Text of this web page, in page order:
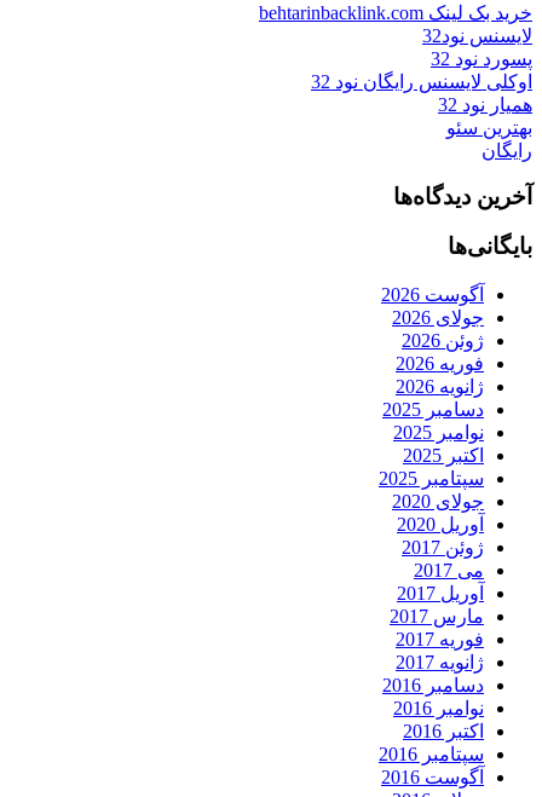
خرید بک لینک behtarinbacklink.com
لایسنس نود32
پسورد نود 32
اوکلی لایسنس رایگان نود 32
همیار نود 32
بهترین سئو
رایگان
آخرین دیدگاه‌ها
بایگانی‌ها
آگوست 2026
جولای 2026
ژوئن 2026
فوریه 2026
ژانویه 2026
دسامبر 2025
نوامبر 2025
اکتبر 2025
سپتامبر 2025
جولای 2020
آوریل 2020
ژوئن 2017
می 2017
آوریل 2017
مارس 2017
فوریه 2017
ژانویه 2017
دسامبر 2016
نوامبر 2016
اکتبر 2016
سپتامبر 2016
آگوست 2016